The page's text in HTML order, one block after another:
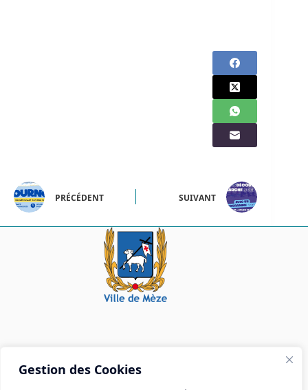
Gestion des Cookies
PRÉCÉDENT SUIVANT
Mairie de Mèze